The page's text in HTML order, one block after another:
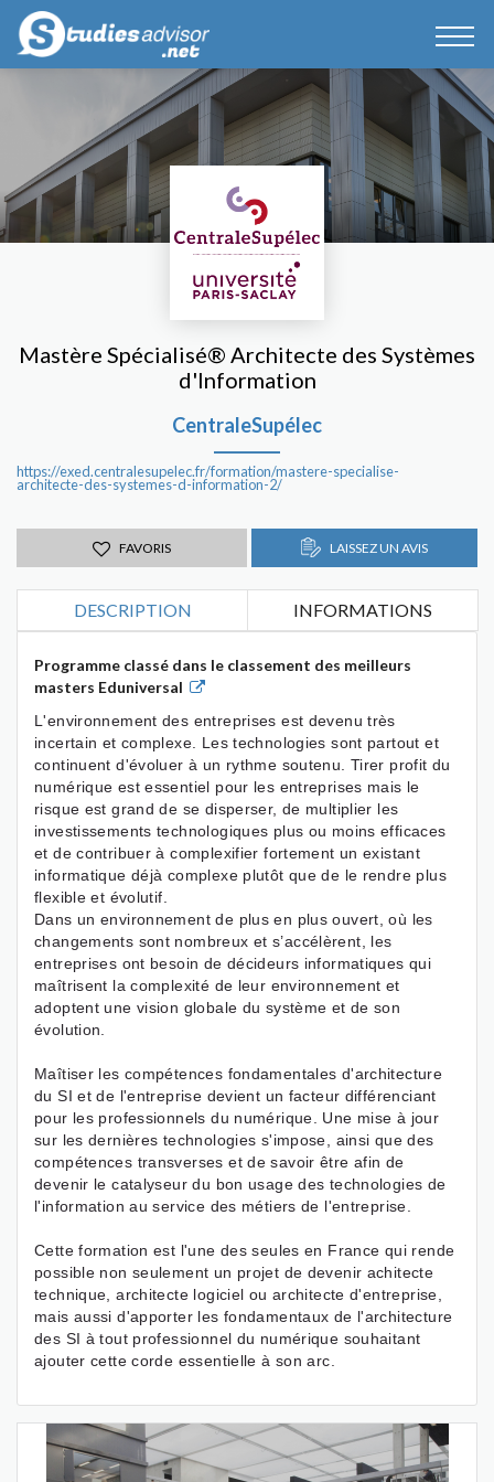
Mastère Spécialisé® Architecte des Systèmes
d'Information
CentraleSupélec
https://exed.centralesupelec.fr/formation/mastere-specialise-
architecte-des-systemes-d-information-2/
FAVORIS LAISSEZ UN AVIS
DESCRIPTION INFORMATIONS
Programme classé dans le classement des meilleurs
masters Eduniversal
L'environnement des entreprises est devenu très
incertain et complexe. Les technologies sont partout et
continuent d'évoluer à un rythme soutenu. Tirer profit du
numérique est essentiel pour les entreprises mais le
risque est grand de se disperser, de multiplier les
investissements technologiques plus ou moins efficaces
et de contribuer à complexifier fortement un existant
informatique déjà complexe plutôt que de le rendre plus
flexible et évolutif.
Dans un environnement de plus en plus ouvert, où les
changements sont nombreux et s’accélèrent, les
entreprises ont besoin de décideurs informatiques qui
maîtrisent la complexité de leur environnement et
adoptent une vision globale du système et de son
évolution.
Maîtiser les compétences fondamentales d'architecture
du SI et de l'entreprise devient un facteur différenciant
pour les professionnels du numérique. Une mise à jour
sur les dernières technologies s'impose, ainsi que des
compétences transverses et de savoir être afin de
devenir le catalyseur du bon usage des technologies de
l'information au service des métiers de l'entreprise.
Cette formation est l'une des seules en France qui rende
possible non seulement un projet de devenir achitecte
technique, architecte logiciel ou architecte d'entreprise,
mais aussi d'apporter les fondamentaux de l'architecture
des SI à tout professionnel du numérique souhaitant
ajouter cette corde essentielle à son arc.